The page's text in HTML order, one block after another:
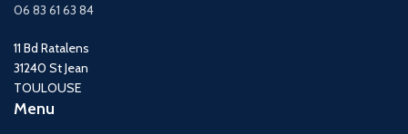
06 83 61 63 84
11 Bd Ratalens
31240 St Jean
TOULOUSE
Menu